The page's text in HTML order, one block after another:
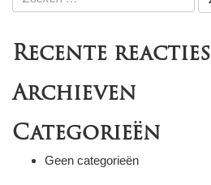
naar:
Recente reacties
Archieven
Categorieën
Geen categorieën